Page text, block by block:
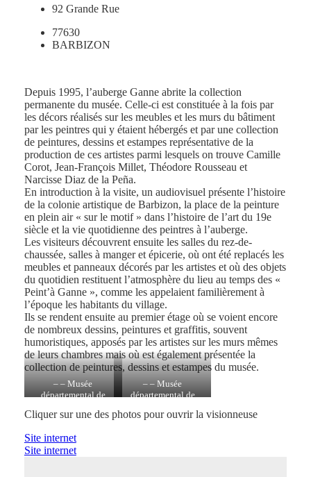
92 Grande Rue
77630
BARBIZON
Depuis 1995, l’auberge Ganne abrite la collection
permanente du musée. Celle-ci est constituée à la fois par
les décors réalisés sur les meubles et les murs du bâtiment
par les peintres qui y étaient hébergés et par une collection
de peintures, dessins et estampes représentative de la
production de ces artistes parmi lesquels on trouve Camille
Corot, Jean-François Millet, Théodore Rousseau et
Narcisse Diaz de la Peña.
En introduction à la visite, un audiovisuel présente l’histoire
de la colonie artistique de Barbizon, la place de la peinture
en plein air « sur le motif » dans l’histoire de l’art du 19e
siècle et la vie quotidienne des peintres à l’auberge.
Les visiteurs découvrent ensuite les salles du rez-de-
chaussée, salles à manger et épicerie, où ont été replacés les
meubles et panneaux décorés par les artistes et où des objets
du quotidien restituent l’atmosphère du lieu au temps des «
Peint’à Ganne », comme les appelaient familièrement à
l’époque les habitants du village.
Ils se rendent ensuite au premier étage où se voient encore
de nombreux dessins, peintures et graffitis, souvent
humoristiques, apposés par les artistes sur les murs mêmes
de leurs chambres mais où est également présentée la
collection de peintures, dessins et estampes du musée.
– – Musée
départemental de
– – Musée
départemental de
Cliquer sur une des photos pour ouvrir la visionneuse
Site internet
Site internet